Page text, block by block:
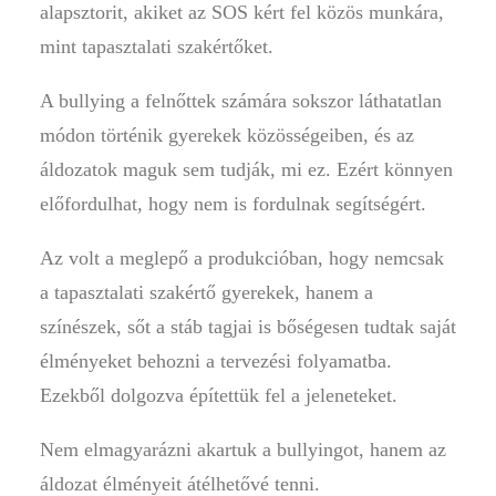
alapsztorit, akiket az SOS kért fel közös munkára,
mint tapasztalati szakértőket.
A bullying a felnőttek számára sokszor láthatatlan
módon történik gyerekek közösségeiben, és az
áldozatok maguk sem tudják, mi ez. Ezért könnyen
előfordulhat, hogy nem is fordulnak segítségért.
Az volt a meglepő a produkcióban, hogy nemcsak
a tapasztalati szakértő gyerekek, hanem a
színészek, sőt a stáb tagjai is bőségesen tudtak saját
élményeket behozni a tervezési folyamatba.
Ezekből dolgozva építettük fel a jeleneteket.
Nem elmagyarázni akartuk a bullyingot, hanem az
áldozat élményeit átélhetővé tenni.